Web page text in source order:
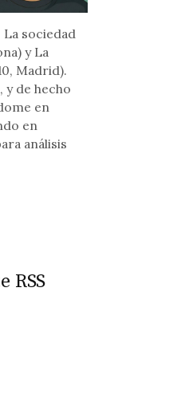
La sociedad
y La
Madrid).
y de hecho
en
en
análisis
RSS